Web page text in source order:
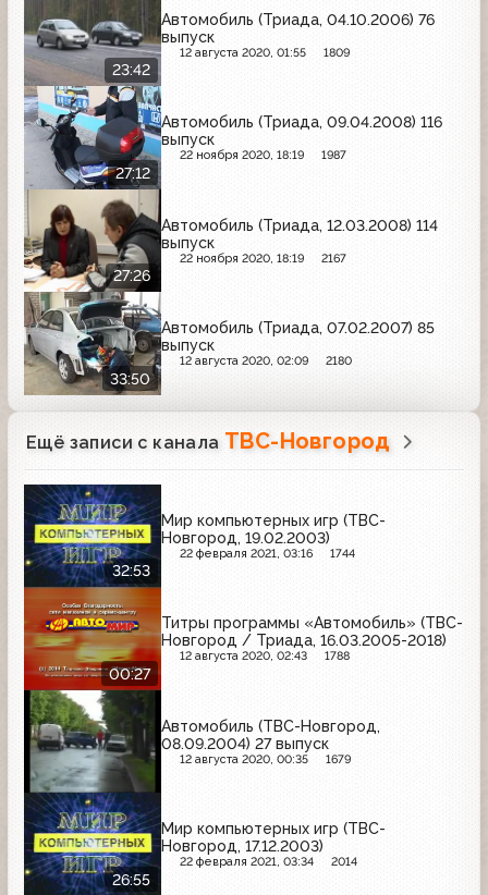
23:42
Автомобиль (Триада, 04.10.2006) 76
выпуск
12 августа 2020, 01:55 1809
27:12
Автомобиль (Триада, 09.04.2008) 116
выпуск
22 ноября 2020, 18:19 1987
27:26
Автомобиль (Триада, 12.03.2008) 114
выпуск
22 ноября 2020, 18:19 2167
33:50
Автомобиль (Триада, 07.02.2007) 85
выпуск
12 августа 2020, 02:09 2180
Ещё записи с канала ТВС-Новгород
32:53
Мир компьютерных игр (ТВС-
Новгород, 19.02.2003)
22 февраля 2021, 03:16 1744
00:27
Титры программы «Автомобиль» (ТВС-
Новгород / Триада, 16.03.2005-2018)
12 августа 2020, 02:43 1788
Автомобиль (ТВС-Новгород,
08.09.2004) 27 выпуск
12 августа 2020, 00:35 1679
26:55
Мир компьютерных игр (ТВС-
Новгород, 17.12.2003)
22 февраля 2021, 03:34 2014